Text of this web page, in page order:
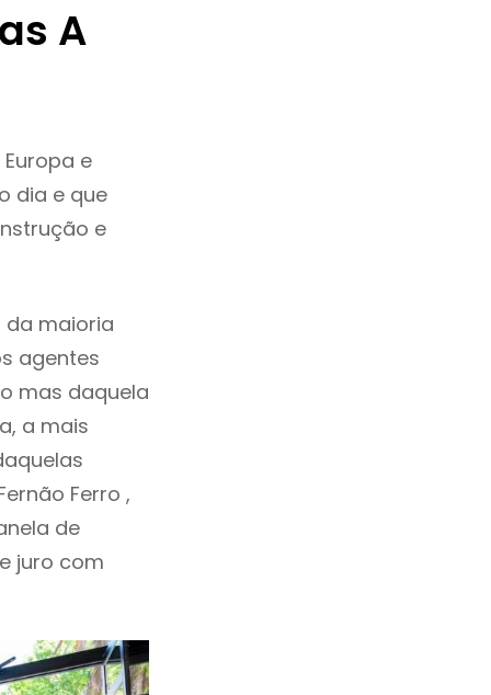
A
e
dia e que
e
da maioria
agentes
mas daquela
a mais
Ferro ,
de
juro com